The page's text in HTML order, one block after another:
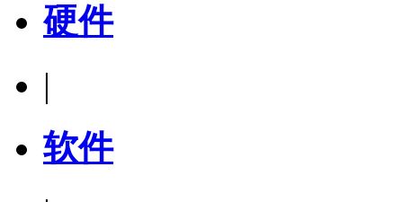
硬件
|
软件